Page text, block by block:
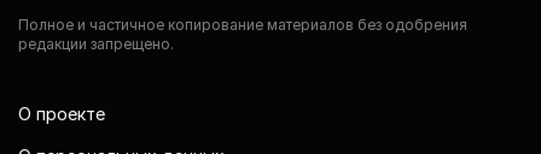
Полное и частичное копирование материалов без одобрения
редакции запрещено.
О проекте